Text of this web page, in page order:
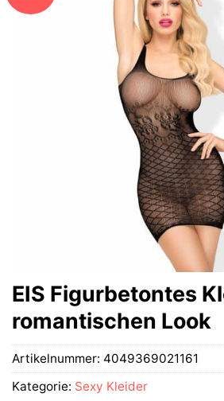
EIS Figurbetontes
romantischen Look
Artikelnummer: 4049369021161
Kategorie: Sexy Kleider